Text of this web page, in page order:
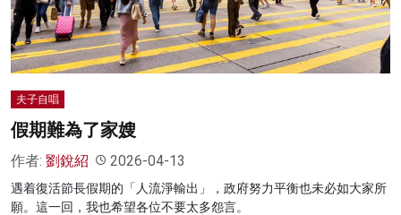
名家榜
灼見活動
夫子自唱
假期難為了家嫂
作者: 劉銳紹 2026-04-13
遇着復活節長假期的「人流淨輸出」，政府努力平衡也未必如大家所
願。這一回，我也希望各位不要太多怨言。